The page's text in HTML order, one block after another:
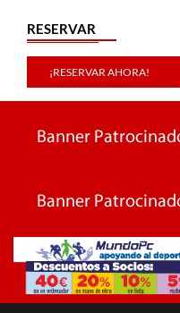
RESERVAR
¡RESERVAR AHORA!